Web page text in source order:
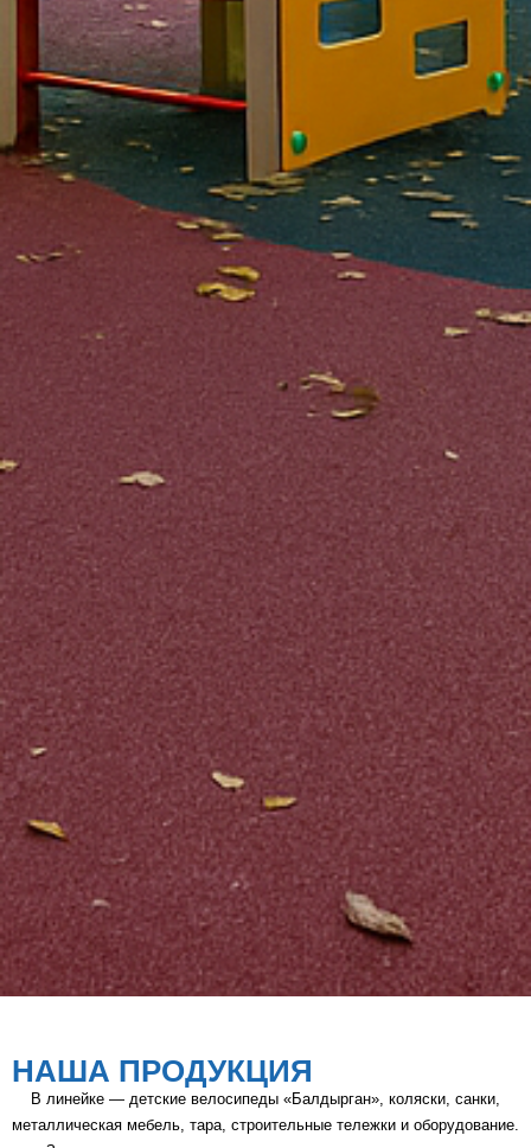
НАША ПРОДУКЦИЯ
В линейке — детские велосипеды «Балдырган», коляски, санки,
металлическая мебель, тара, строительные тележки и оборудование.